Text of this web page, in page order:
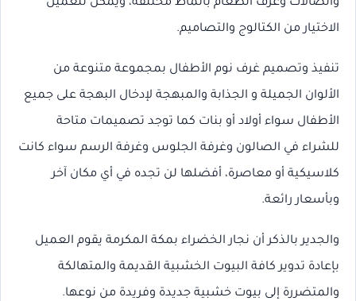
الاختيار من الكتالوج والتصاميم.
تنفيذ وتصميم غرف نوم الأطفال بمجموعة متنوعة من
الألوان الجميلة و الجذابة والمبهجة لإدخال البهجة على جميع
الأطفال سواء أولاد أو بنات كما توجد تصميمات متاحة
للشراء في الصالون وغرفة الجلوس وغرفة الرسم سواء كانت
كلاسيكية أو معاصرة، أفضلها لن تجده في أي مكان آخر
وبأسعار رائعة.
والجدير بالذكر أن نجار الخضراء بمكة المكرمة يقوم العميل
بإعادة تدوير كافة البيوت الخشبية القديمة والمتهالكة
والمتضررة إلى بيوت خشبية جديدة وفريدة من نوعها.